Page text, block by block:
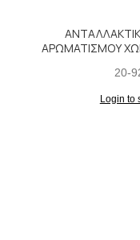
ΑΡΩΜΑΤΙΣΜΟΥ
20-
Login to